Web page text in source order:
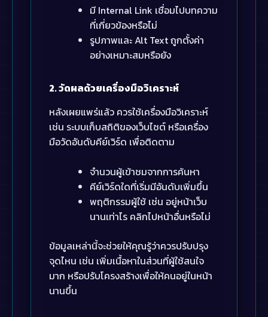
มี Internal Link เชื่อมไปบทความ
ที่เกี่ยวข้องหรือไม่
รูปภาพและ Alt Text ถูกตั้งค่า
อย่างเหมาะสมหรือยัง
2. วัดผลด้วยเครื่องมือวิเคราะห์
หลังเผยแพร่แล้ว ควรใช้เครื่องมือวิเคราะห์
เช่น ระบบเก็บสถิติของเว็บไซต์ หรือเครื่อง
มือวัดอันดับคีย์เวิร์ด เพื่อติดตาม
จำนวนผู้เข้าชมจากการค้นหา
คีย์เวิร์ดใดที่เริ่มมีอันดับเพิ่มขึ้น
พฤติกรรมผู้ใช้ เช่น อยู่หน้าเว็บ
นานเท่าไร คลิกไปหน้าอื่นหรือไม่
ข้อมูลเหล่านี้จะช่วยให้คุณรู้ว่าควรปรับปรุง
จุดไหน เช่น เพิ่มเนื้อหาในส่วนที่ผู้ใช้สนใจ
มาก หรือปรับโครงสร้างเพื่อให้คนอยู่ในหน้า
นานขึ้น